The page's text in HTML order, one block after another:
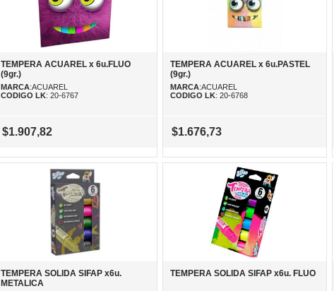
TEMPERA ACUAREL x 6u.FLUO
(9gr.)
MARCA:ACUAREL
CODIGO LK: 20-6767
$1.907,82
TEMPERA ACUAREL x 6u.PASTEL
(9gr.)
MARCA:ACUAREL
CODIGO LK: 20-6768
$1.676,73
TEMPERA SOLIDA SIFAP x6u.
METALICA
TEMPERA SOLIDA SIFAP x6u. FLUO